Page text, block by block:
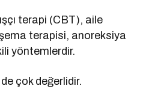
terapi (CBT), aile
terapisi, anoreksiya
yöntemlerdir.
çok değerlidir.